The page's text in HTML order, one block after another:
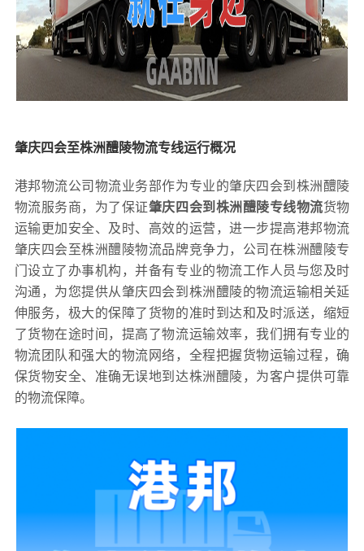
肇庆四会至株洲醴陵物流专线运行概况
港邦物流公司物流业务部作为专业的肇庆四会到株洲醴陵
物流服务商，为了保证肇庆四会到株洲醴陵专线物流货物
运输更加安全、及时、高效的运营，进一步提高港邦物流
肇庆四会至株洲醴陵物流品牌竞争力，公司在株洲醴陵专
门设立了办事机构，并备有专业的物流工作人员与您及时
沟通，为您提供从肇庆四会到株洲醴陵的物流运输相关延
伸服务，极大的保障了货物的准时到达和及时派送，缩短
了货物在途时间，提高了物流运输效率，我们拥有专业的
物流团队和强大的物流网络，全程把握货物运输过程，确
保货物安全、准确无误地到达株洲醴陵，为客户提供可靠
的物流保障。